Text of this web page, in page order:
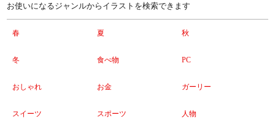
お使いになるジャンルからイラストを検索できます
春 夏 秋
冬 食べ物 PC
おしゃれ お金 ガーリー
スイーツ スポーツ 人物